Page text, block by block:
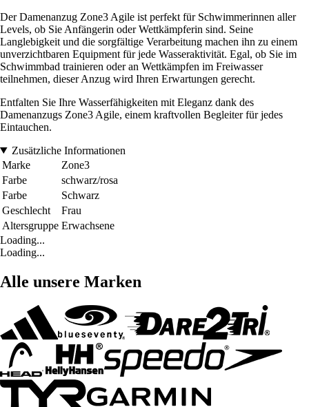
Der Damenanzug Zone3 Agile ist perfekt für Schwimmerinnen aller
Levels, ob Sie Anfängerin oder Wettkämpferin sind. Seine
Langlebigkeit und die sorgfältige Verarbeitung machen ihn zu einem
unverzichtbaren Equipment für jede Wasseraktivität. Egal, ob Sie im
Schwimmbad trainieren oder an Wettkämpfen im Freiwasser
teilnehmen, dieser Anzug wird Ihren Erwartungen gerecht.
Entfalten Sie Ihre Wasserfähigkeiten mit Eleganz dank des
Damenanzugs Zone3 Agile, einem kraftvollen Begleiter für jedes
Eintauchen.
Zusätzliche Informationen
Marke
Zone3
Farbe
schwarz/rosa
Farbe
Schwarz
Geschlecht
Frau
Altersgruppe Erwachsene
Loading...
Loading...
Alle unsere Marken